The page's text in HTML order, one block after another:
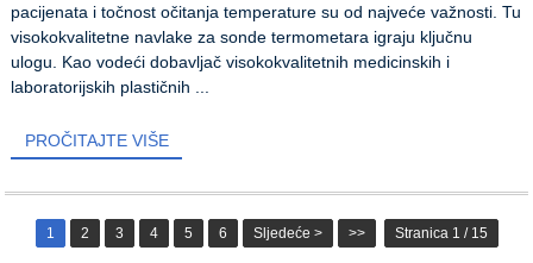
pacijenata i točnost očitanja temperature su od najveće važnosti. Tu
visokokvalitetne navlake za sonde termometara igraju ključnu
ulogu. Kao vodeći dobavljač visokokvalitetnih medicinskih i
laboratorijskih plastičnih ...
PROČITAJTE VIŠE
1 2 3 4 5 6 Sljedeće > >> Stranica 1 / 15